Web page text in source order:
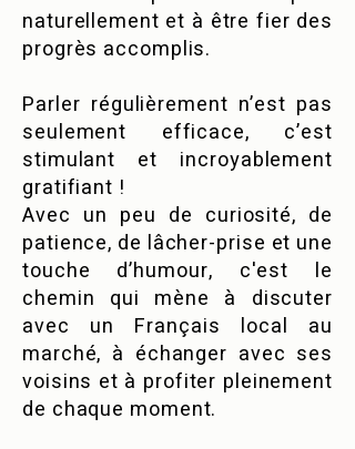
naturellement et à être fier des
progrès accomplis.
Parler régulièrement n’est pas
seulement efficace, c’est
stimulant et incroyablement
gratifiant !
Avec un peu de curiosité, de
patience, de lâcher-prise et une
touche d’humour, c'est le
chemin qui mène à discuter
avec un Français local au
marché, à échanger avec ses
voisins et à profiter pleinement
de chaque moment.